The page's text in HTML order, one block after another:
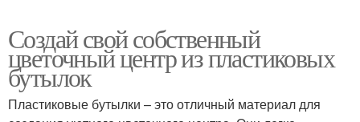
Создай свой собственный
цветочный центр из пластиковых
бутылок
Пластиковые бутылки – это отличный материал для